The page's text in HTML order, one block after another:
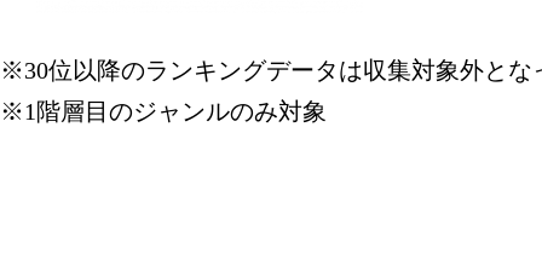
※30位以降のランキングデータは収集対象外とな
※1階層目のジャンルのみ対象